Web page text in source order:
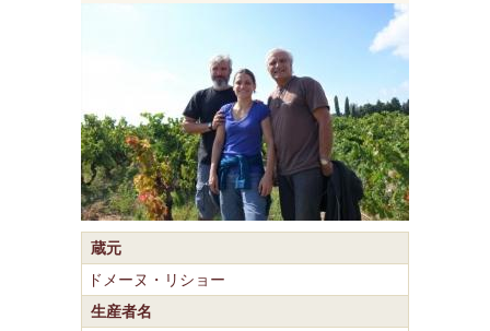
蔵元
ドメーヌ・リショー
生産者名